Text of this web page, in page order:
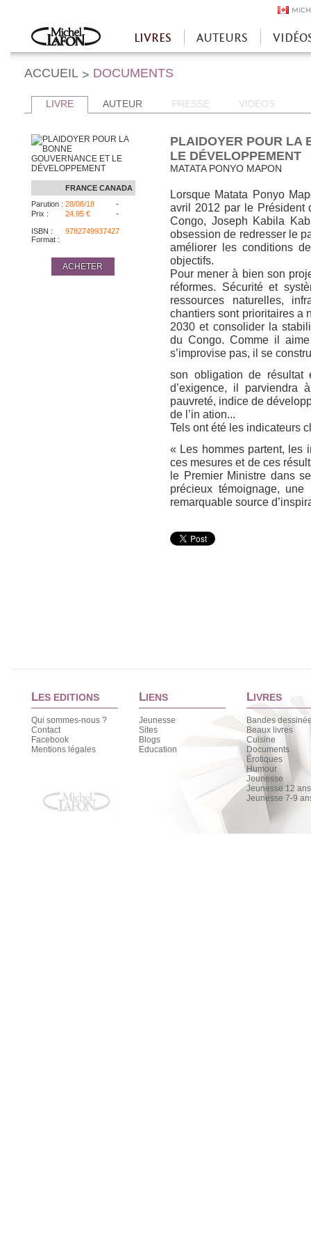
Accueil
LIVRES AUTEURS
ACCUEIL > DOCUMENTS
LIVRE AUTEUR PRESSE VIDEOS
FRANCE CANADA
Parution : 28/08/18 -
Prix : 24.95 € -
ISBN :
9782749937427
Format :
ACHETER
PLAIDOYER POUR LA
LE DÉVELOPPEMENT
MATATA PONYO MAPON
Lorsque Matata Ponyo
avril 2012 par le Président
Congo, Joseph Kabila
obsession de redresser le
améliorer les conditions
objectifs.
Pour mener à bien son
réformes. Sécurité et
ressources naturelles,
chantiers sont prioritaires a
2030 et consolider la
du Congo. Comme il
s’improvise pas, il se
son obligation de
d’exigence, il parviendra
pauvreté, indice de
de l’in ation...
Tels ont été les indicateurs
« Les hommes partent, les
ces mesures et de ces
le Premier Ministre dans
précieux témoignage,
remarquable source
LES EDITIONS
Qui sommes-nous ?
Contact
Facebook
Mentions légales
LIENS
Jeunesse
Sites
Blogs
Education
LIVRES
Bandes
Beaux livres
Cuisine
Documents
Érotiques
Humour
Jeunesse
Jeunesse 12
Jeunesse 7-9